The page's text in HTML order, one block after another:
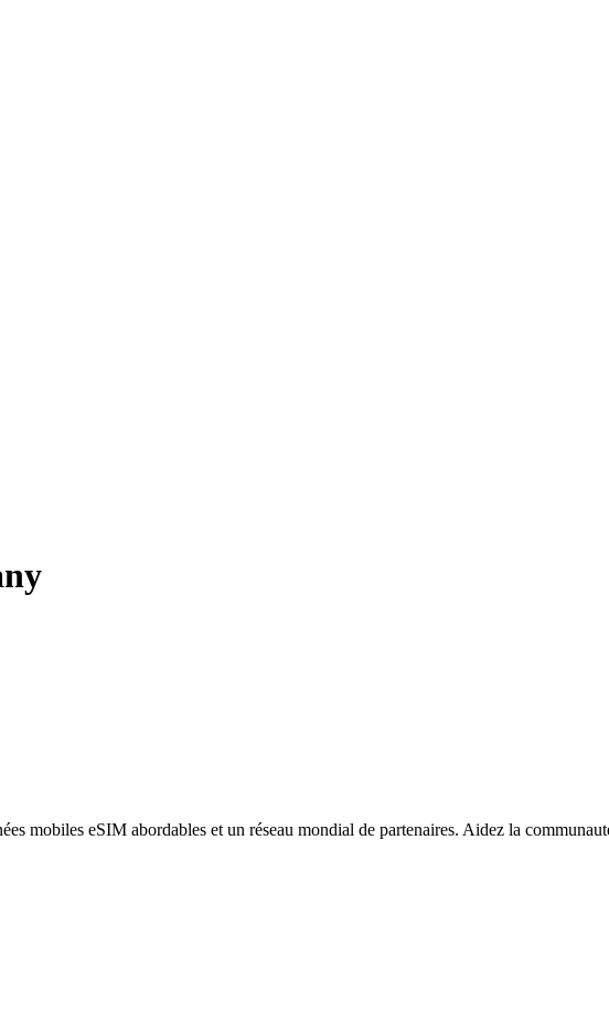
mobiles eSIM abordables et un réseau mondial de partenaires. Aidez la